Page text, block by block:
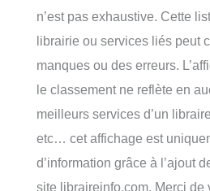
n’est pas exhaustive. Cette
librairie ou services liés peut
manques ou des erreurs.
le classement ne reflète en
meilleurs services d’un
etc… cet affichage est
d’information grâce à l’ajout
site libraireinfo.com. Merci de